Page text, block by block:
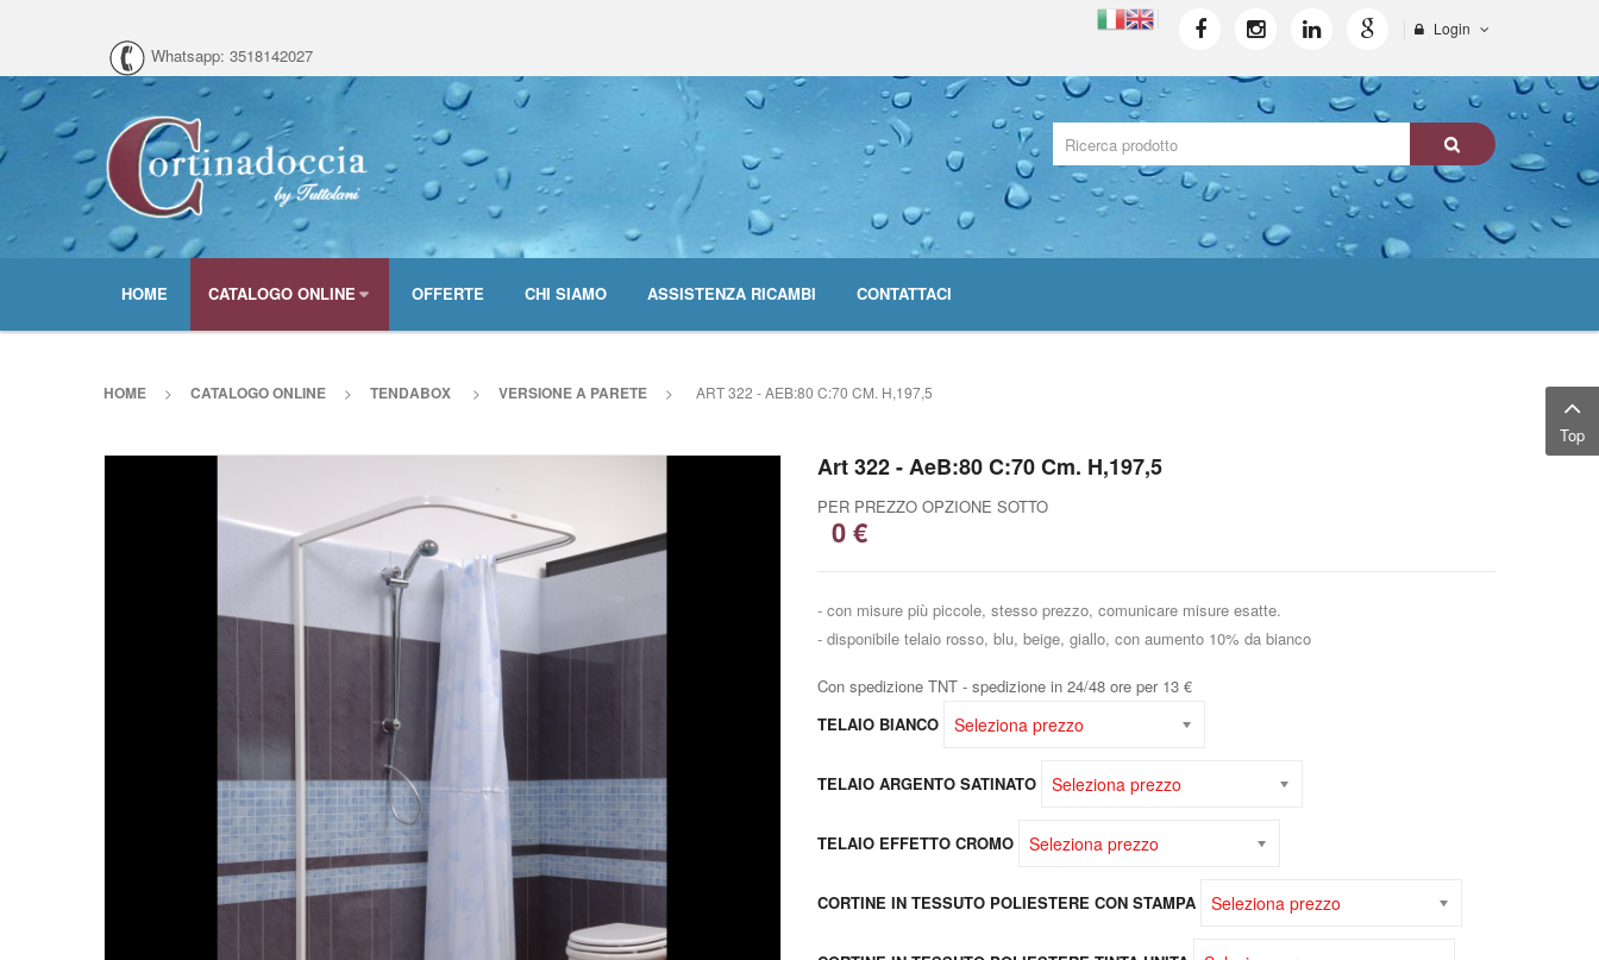
Whatsapp: 3518142027
Login
HOME CATALOGO ONLINE OFFERTE CHI SIAMO ASSISTENZA RICAMBI CONTATTACI
HOME > CATALOGO ONLINE > TENDABOX > VERSIONE A PARETE > ART 322 - AEB:80 C:70 CM. H,197,5
Art 322 - AeB:80 C:70 Cm. H,197,5
PER PREZZO OPZIONE SOTTO
0 €
- con misure più piccole, stesso prezzo, comunicare misure esatte.
- disponibile telaio rosso, blu, beige, giallo, con aumento 10% da bianco
Con spedizione TNT - spedizione in 24/48 ore per 13 €
TELAIO BIANCO
Seleziona prezzo
TELAIO ARGENTO SATINATO Seleziona prezzo
TELAIO EFFETTO CROMO Seleziona prezzo
CORTINE IN TESSUTO POLIESTERE CON STAMPA Seleziona prezzo
Top